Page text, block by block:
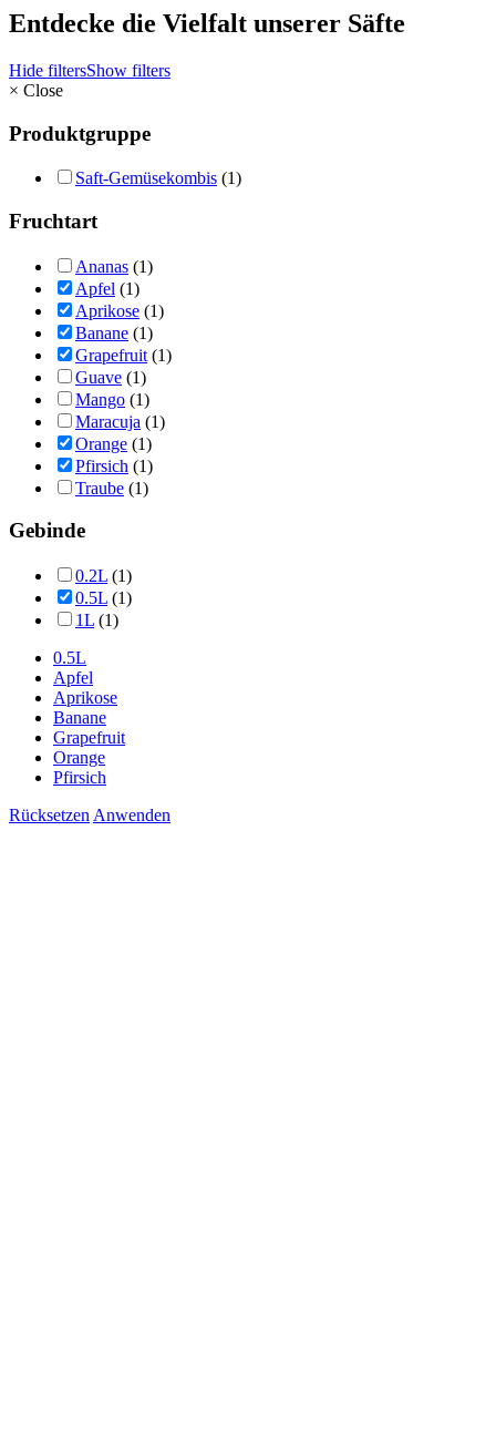
Entdecke die Vielfalt unserer Säfte
Hide filtersShow filters
× Close
Produktgruppe
Saft-Gemüsekombis (1)
Fruchtart
Ananas (1)
Apfel (1)
Aprikose (1)
Banane (1)
Grapefruit (1)
Guave (1)
Mango (1)
Maracuja (1)
Orange (1)
Pfirsich (1)
Traube (1)
Gebinde
0.2L (1)
0.5L (1)
1L (1)
0.5L
Apfel
Aprikose
Banane
Grapefruit
Orange
Pfirsich
Rücksetzen Anwenden